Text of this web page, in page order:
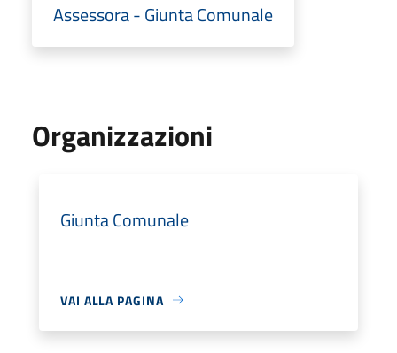
Assessora - Giunta Comunale
Organizzazioni
Giunta Comunale
VAI ALLA PAGINA